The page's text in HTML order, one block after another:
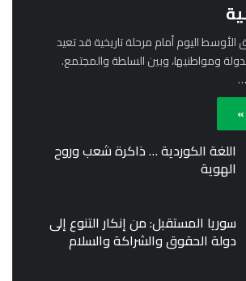
اليوم أمام مرحلة تاريخية قد تعيد
ومواطنيها، وبين السلطة والمجتمع.
اللغة الكوردية … ذاكرة شعب وروح
الهوية
سوريا المستقبل: من إنكار التنوع إلى
دولة الحقوق والشراكة والسلام